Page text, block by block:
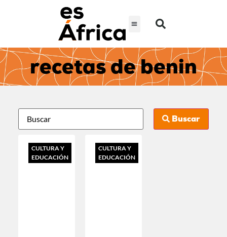
recetas de benin
Buscar
CULTURA Y
EDUCACIÓN
CULTURA Y
EDUCACIÓN